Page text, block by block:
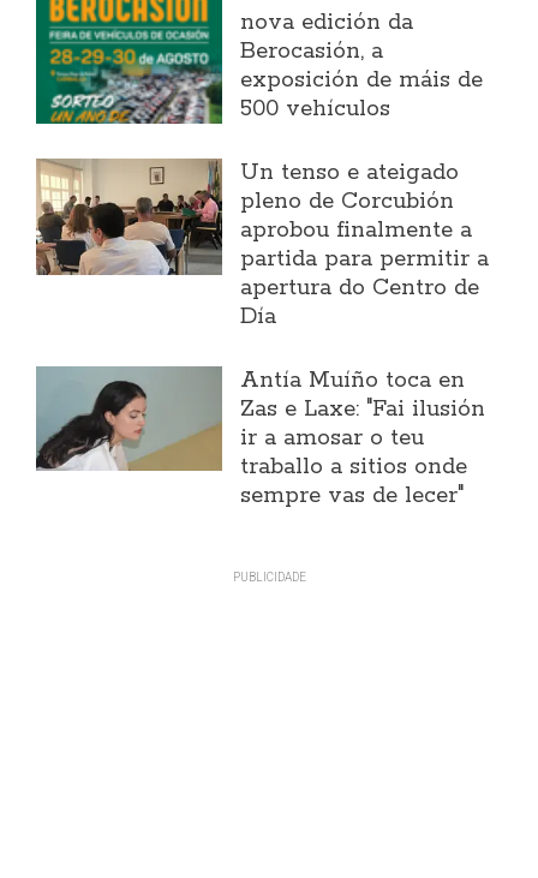
nova edición da
Berocasión, a
exposición de máis de
500 vehículos
Un tenso e ateigado
pleno de Corcubión
aprobou finalmente a
partida para permitir a
apertura do Centro de
Día
Antía Muíño toca en
Zas e Laxe: "Fai ilusión
ir a amosar o teu
traballo a sitios onde
sempre vas de lecer"